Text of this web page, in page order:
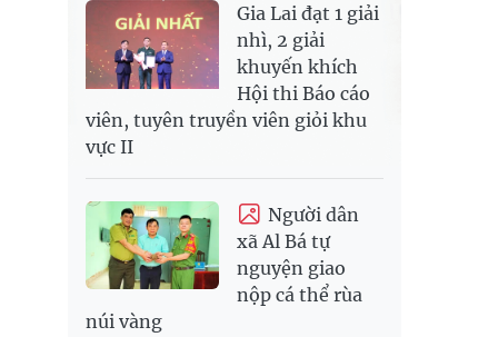
Gia Lai đạt 1 giải
nhì, 2 giải
khuyến khích
Hội thi Báo cáo
viên, tuyên truyền viên giỏi khu
vực II
Người dân
xã Al Bá tự
nguyện giao
nộp cá thể rùa
núi vàng